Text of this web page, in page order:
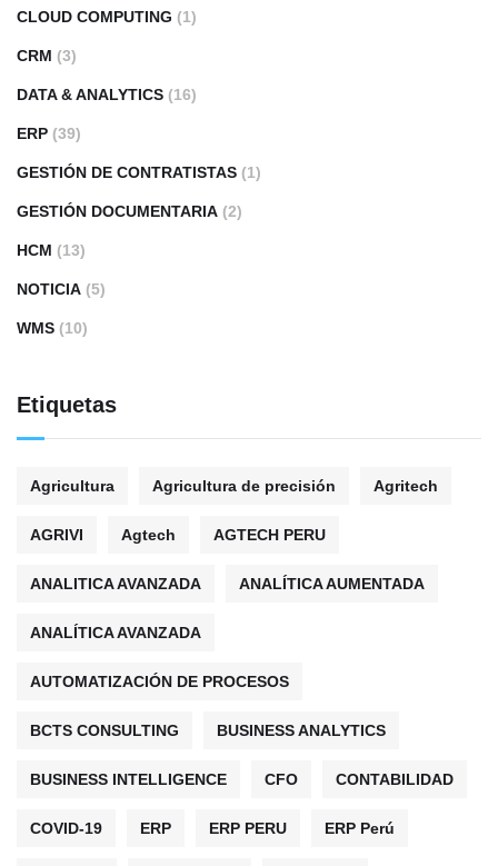
CLOUD COMPUTING (1)
CRM (3)
DATA & ANALYTICS (16)
ERP (39)
GESTIÓN DE CONTRATISTAS (1)
GESTIÓN DOCUMENTARIA (2)
HCM (13)
NOTICIA (5)
WMS (10)
Etiquetas
Agricultura Agricultura de precisión Agritech
AGRIVI Agtech AGTECH PERU
ANALITICA AVANZADA ANALÍTICA AUMENTADA
ANALÍTICA AVANZADA
AUTOMATIZACIÓN DE PROCESOS
BCTS CONSULTING BUSINESS ANALYTICS
BUSINESS INTELLIGENCE CFO CONTABILIDAD
COVID-19 ERP ERP PERU ERP Perú